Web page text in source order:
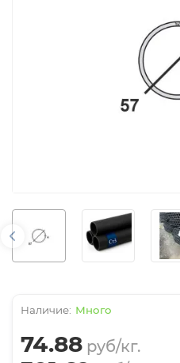
Много
74.88 руб/кг.